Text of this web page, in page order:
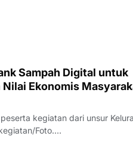
Sampah Digital untuk
Ekonomis
kegiatan dari unsur
Foto.
- Dalam rangka bentuk nyata